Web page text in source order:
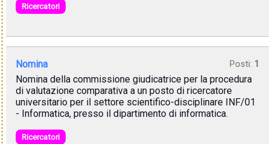
Ricercatori
Nomina Posti: 1
Nomina della commissione giudicatrice per la procedura
di valutazione comparativa a un posto di ricercatore
universitario per il settore scientifico-disciplinare INF/01
- Informatica, presso il dipartimento di informatica.
Ricercatori